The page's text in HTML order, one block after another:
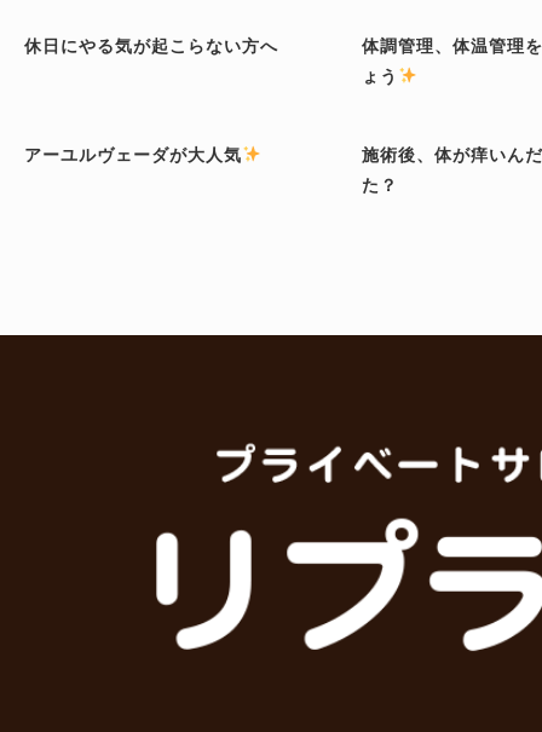
休日にやる気が起こらない方へ
体調管理、体温管理
ょう
アーユルヴェーダが大人気
施術後、体が痒いん
た？